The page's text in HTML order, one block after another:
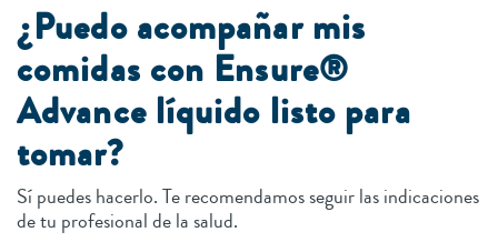
¿Puedo acompañar mis
comidas con Ensure®
Advance líquido listo para
tomar?
Sí puedes hacerlo. Te recomendamos seguir las indicaciones
de tu profesional de la salud.